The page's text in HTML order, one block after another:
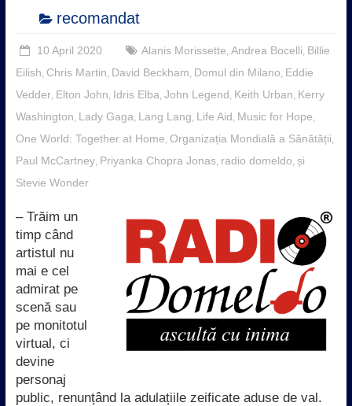
recomandat
10 April 2020 Alanis Morissette Andrea Bocelli Billie
Eilish Chris Martin David Beckham Domul din Milano Eddie
Vedder, Elton John Idris Elba John Legend Keith Urban Kerry
Washington Lady Gaga Lang Lang Life Aid Music for Hope
One World: Together at Home Organizația Mondială a Sănătății
Paul McCartney, Priyanka Chopra Jonas, radio domeldo și
Stevie Wonder
– Trăim un
timp când
artistul nu
mai e cel
admirat pe
scenă sau
pe monitotul
virtual, ci
devine
personaj
public, renunțând la adulațiile zeificate aduse de val.